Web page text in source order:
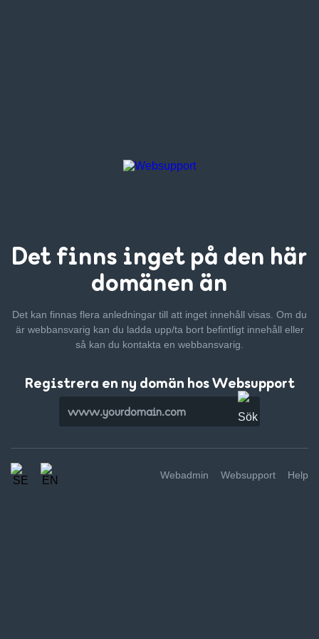
Det finns inget på den här
domänen än
Det kan finnas flera anledningar till att inget innehåll visas. Om du
är webbansvarig kan du ladda upp/ta bort befintligt innehåll eller
så kan du kontakta en webbansvarig.
Registrera en ny domän hos Websupport
Webadmin Websupport Help